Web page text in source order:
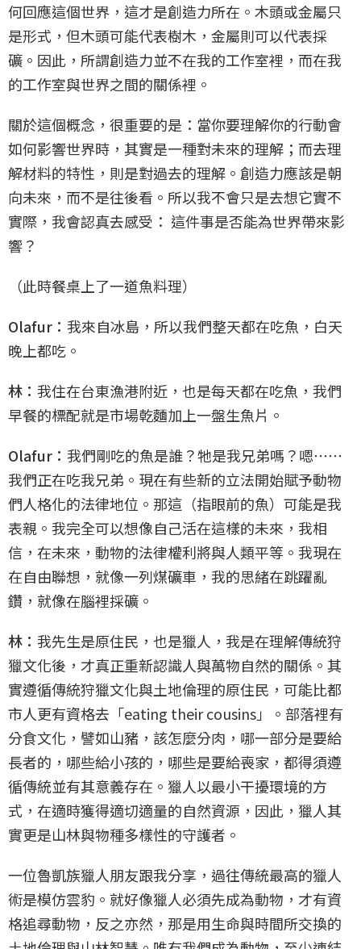
何回應這個世界，這才是創造力所在。木頭或金屬只
是形式，但木頭可能代表樹木，金屬則可以代表採
礦。因此，所謂創造力並不在我的工作室裡，而在我
的工作室與世界之間的關係裡。
關於這個概念，很重要的是：當你要理解你的行動會
如何影響世界時，其實是一種對未來的理解；而去理
解材料的特性，則是對過去的理解。創造力應該是朝
向未來，而不是往後看。所以我不會只是去想它實不
實際，我會認真去感受： 這件事是否能為世界帶來影
響？
（此時餐桌上了一道魚料理）
Olafur： 我來自冰島，所以我們整天都在吃魚，白天
晚上都吃。
林： 我住在台東漁港附近，也是每天都在吃魚，我們
早餐的標配就是市場乾麵加上一盤生魚片。
Olafur： 我們剛吃的魚是誰？牠是我兄弟嗎？嗯⋯⋯
我們正在吃我兄弟。現在有些新的立法開始賦予動物
們人格化的法律地位。那這（指眼前的魚）可能是我
表親。我完全可以想像自己活在這樣的未來，我相
信，在未來，動物的法律權利將與人類平等。我現在
在自由聯想，就像一列煤礦車，我的思緒在跳躍亂
鑽，就像在腦裡採礦。
林： 我先生是原住民，也是獵人，我是在理解傳統狩
獵文化後，才真正重新認識人與萬物自然的關係。其
實遵循傳統狩獵文化與土地倫理的原住民，可能比都
市人更有資格去「eating their cousins」。部落裡有
分食文化，譬如山豬，該怎麼分肉，哪一部分是要給
長者的，哪些給小孩的，哪些是要給喪家，都得須遵
循傳統並有其意義存在。獵人以最小干擾環境的方
式，在適時獲得適切適量的自然資源，因此，獵人其
實更是山林與物種多樣性的守護者。
一位魯凱族獵人朋友跟我分享，過往傳統最高的獵人
術是模仿雲豹。就好像獵人必須先成為動物，才有資
格追尋動物，反之亦然，那是用生命與時間所交換的